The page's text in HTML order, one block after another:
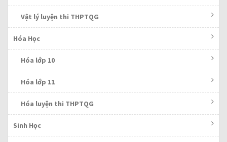
Vật lý luyện thi THPTQG
Hóa Học
Hóa lớp 10
Hóa lớp 11
Hóa luyện thi THPTQG
Sinh Học